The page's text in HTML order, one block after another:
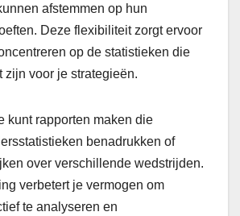
afstemmen op hun
Deze flexibiliteit zorgt ervoor
op de statistieken die
zijn voor je strategieën.
kunt rapporten maken die
benadrukken of
over verschillende wedstrijden.
verbetert je vermogen om
te analyseren en